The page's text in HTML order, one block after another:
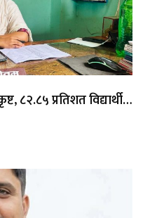
८२.८५ प्रतिशत विद्यार्थी…